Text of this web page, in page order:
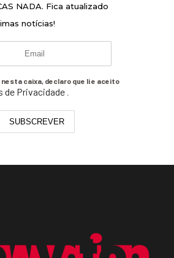
NADA. Fica atualizado
notícias!
nesta caixa, declaro que li e aceito
de Privacidade
SUBSCREVER